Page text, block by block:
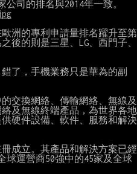
洲的專利申請量排名躍升至第
後的則是三星、LG、西門子、
了，手機業務只是華為的副
交換網絡、傳輸網絡、無線及
及無線終端產品，為世界各地
硬件設備、軟件、服務和解決
成立。其產品和解決方案已經
球運營商50強中的45家及全球